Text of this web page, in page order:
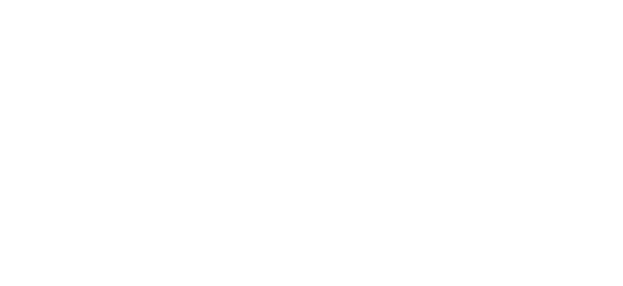
Temanggung – Tebar Manfaat untuk Ummat